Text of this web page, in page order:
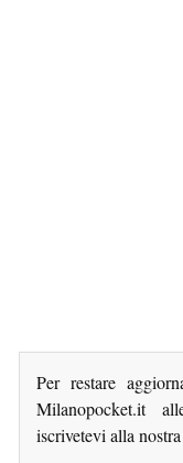
Per restare
Milanopocket.it
iscrivetevi alla nostra